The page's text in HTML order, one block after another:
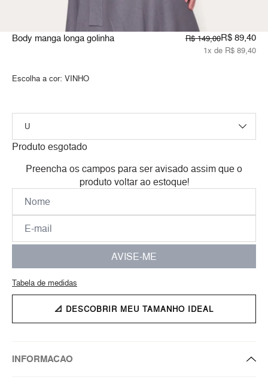
Body manga longa golinha R$ 149,00R$ 89,40
1x de R$ 89,40
Escolha a cor: VINHO
Produto esgotado
Preencha os campos para ser avisado assim que o
produto voltar ao estoque!
AVISE-ME
Tabela de medidas
📐 DESCOBRIR MEU TAMANHO IDEAL
INFORMACAO